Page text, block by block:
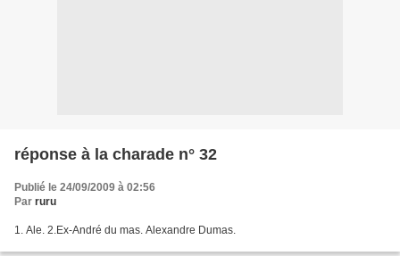
réponse à la charade n° 32
Publié le 24/09/2009 à 02:56
Par ruru
1. Ale. 2.Ex-André du mas. Alexandre Dumas.